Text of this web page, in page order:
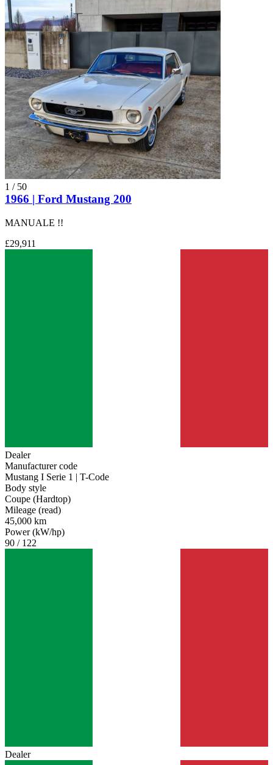
Ford models
Ford Capri
Ford Cortina
Ford Escort
Ford F-Series
Ford Fiesta
Ford GT40
Ford Model A
Ford Model T
Ford Sierra
Ford Taunus
Ford Thunderbird
Ford V8
1 / 50
1966 | Ford Mustang 200
MANUALE !!
£29,911
Dealer
Manufacturer code
Mustang I Serie 1 | T-Code
Body style
Coupe (Hardtop)
Mileage (read)
45,000 km
Power (kW/hp)
90 / 122
Dealer